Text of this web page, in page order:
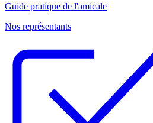
Guide pratique de l'amicale
Nos représentants